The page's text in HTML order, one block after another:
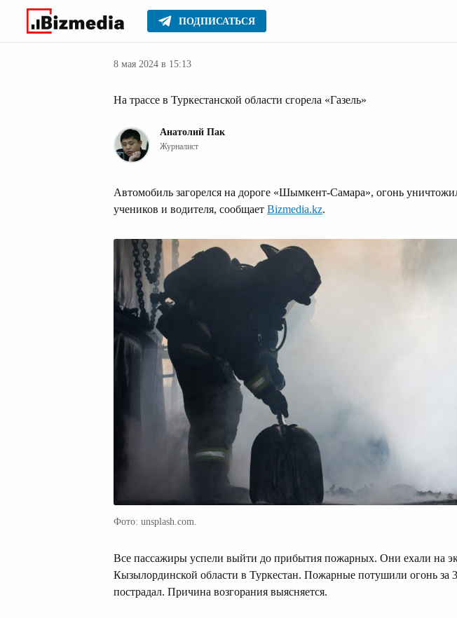
ПОДПИСАТЬСЯ
Главное Новости Новости Казахстана
8 мая 2024 в 15:13
На трассе в Туркестанской области сгорела «Газель»
Анатолий Пак
Журналист
Автомобиль загорелся на дороге «Шымкент-Самара», огонь уничтожил
учеников и водителя, сообщает Bizmedia.kz.
Фото: unsplash.com.
Все пассажиры успели выйти до прибытия пожарных. Они ехали на
Кызылординской области в Туркестан. Пожарные потушили огонь за
пострадал. Причина возгорания выясняется.